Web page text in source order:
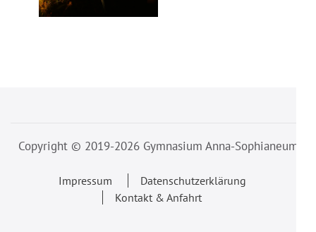
Copyright © 2019-2026 Gymnasium Anna-Sophianeum
Impressum
Datenschutzerklärung
Kontakt & Anfahrt